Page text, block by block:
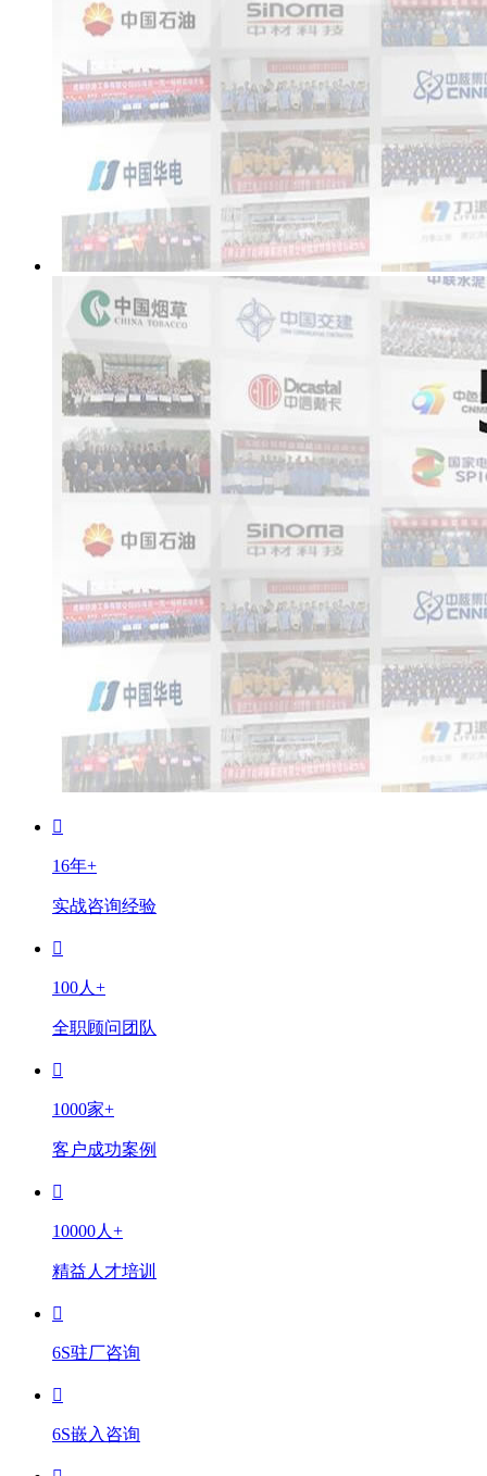
16年+
实战咨询经验
100人+
全职顾问团队
1000家+
客户成功案例
10000人+
精益人才培训
6S驻厂咨询
6S嵌入咨询